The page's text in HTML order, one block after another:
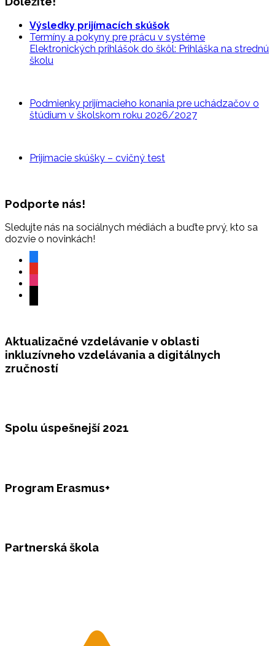
Výsledky prijímacích skúšok
Termíny a pokyny pre prácu v systéme
Elektronických prihlášok do škôl: Prihláška na strednú
školu
Podmienky prijímacieho konania pre uchádzačov o
štúdium v školskom roku 2026/2027
Prijímacie skúšky – cvičný test
Podporte nás!
Sledujte nás na sociálnych médiách a buďte prvý, kto sa
dozvie o novinkách!
facebook
youtube
instagram
Aktualizačné vzdelávanie v oblasti
inkluzívneho vzdelávania a digitálnych
zručností
Spolu úspešnejší 2021
Program Erasmus+
Partnerská škola